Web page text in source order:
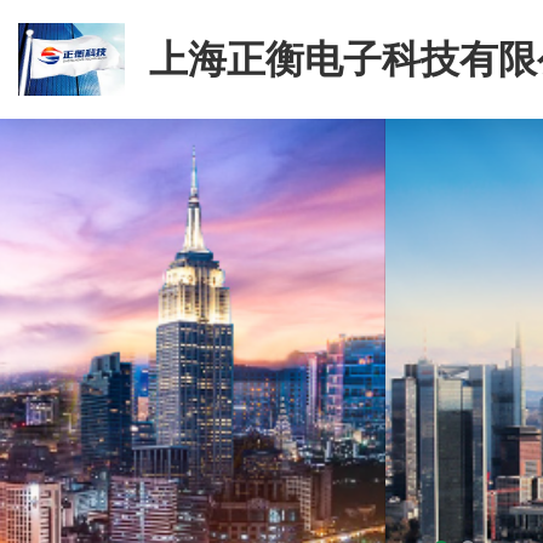
上海正衡电子科技有